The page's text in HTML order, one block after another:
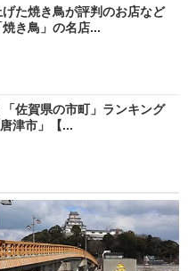
た焼き鳥が評判のお店など
き鳥」の名店...
佐賀県の市町」ランキング
津市」【...